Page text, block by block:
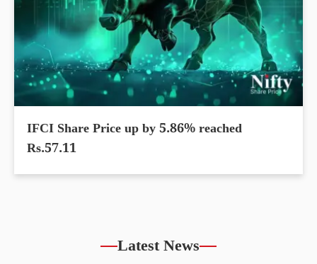
IFCI Share Price up by 5.86% reached
Rs.57.11
Latest News